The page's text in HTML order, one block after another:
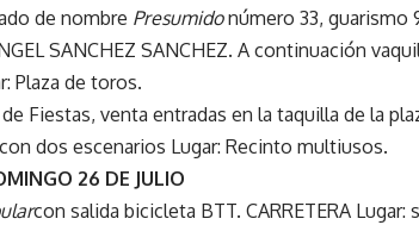
de nombre Presumidonúmero 33, guarismo
SANCHEZ SANCHEZ. A continuación
Plaza de toros.
Fiestas, venta entradas en la taquilla de la
dos escenarios Lugar: Recinto multiusos.
26 DE JULIO
con salida bicicleta BTT. CARRETERA